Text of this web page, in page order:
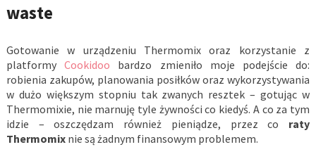
waste
Gotowanie w urządzeniu Thermomix oraz korzystanie z
platformyCookidoo bardzo zmieniło moje podejście do:
robienia zakupów, planowania posiłków oraz wykorzystywania
w dużo większym stopniu tak zwanych resztek – gotując w
Thermomixie, nie marnuję tyle żywności co kiedyś. A co za tym
idzie – oszczędzam również pieniądze, przez co raty
Thermomixnie są żadnym finansowym problemem.